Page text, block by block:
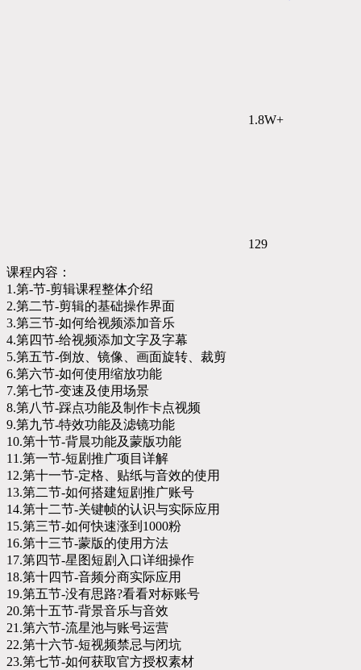
1.8W+
129
课程内容：
1.第-节-剪辑课程整体介绍
2.第二节-剪辑的基础操作界面
3.第三节-如何给视频添加音乐
4.第四节-给视频添加文字及字幕
5.第五节-倒放、镜像、画面旋转、裁剪
6.第六节-如何使用缩放功能
7.第七节-变速及使用场景
8.第八节-踩点功能及制作卡点视频
9.第九节-特效功能及滤镜功能
10.第十节-背晨功能及蒙版功能
11.第一节-短剧推广项目详解
12.第十一节-定格、贴纸与音效的使用
13.第二节-如何搭建短剧推广账号
14.第十二节-关键帧的认识与实际应用
15.第三节-如何快速涨到1000粉
16.第十三节-蒙版的使用方法
17.第四节-星图短剧入口详细操作
18.第十四节-音频分商实际应用
19.第五节-没有思路?看看对标账号
20.第十五节-背景音乐与音效
21.第六节-流星池与账号运营
22.第十六节-短视频禁忌与闭坑
23.第七节-如何获取官方授权素材